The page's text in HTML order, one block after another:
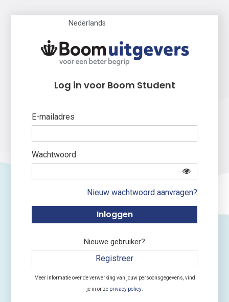
Nederlands
Log in voor Boom Student
E-mailadres
Wachtwoord
Nieuw wachtwoord aanvragen?
Nieuwe gebruiker?
Registreer
Meer informatie over de verwerking van jouw persoonsgegevens, vind
je in onze privacy policy.